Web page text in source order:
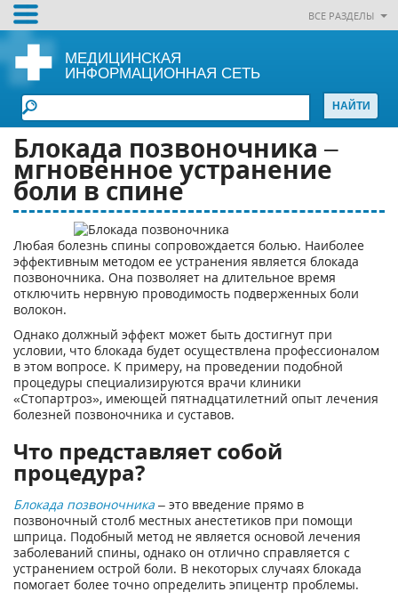
ВСЕ РАЗДЕЛЫ
МЕДИЦИНСКАЯ
ИНФОРМАЦИОННАЯ СЕТЬ
Блокада позвоночника –
мгновенное устранение
боли в спине
Любая болезнь спины сопровождается болью. Наиболее
эффективным методом ее устранения является блокада
позвоночника. Она позволяет на длительное время
отключить нервную проводимость подверженных боли
волокон.
Однако должный эффект может быть достигнут при
условии, что блокада будет осуществлена профессионалом
в этом вопросе. К примеру, на проведении подобной
процедуры специализируются врачи клиники
«Стопартроз», имеющей пятнадцатилетний опыт лечения
болезней позвоночника и суставов.
Что представляет собой
процедура?
Блокада позвоночника – это введение прямо в
позвоночный столб местных анестетиков при помощи
шприца. Подобный метод не является основой лечения
заболеваний спины, однако он отлично справляется с
устранением острой боли. В некоторых случаях блокада
помогает более точно определить эпицентр проблемы.